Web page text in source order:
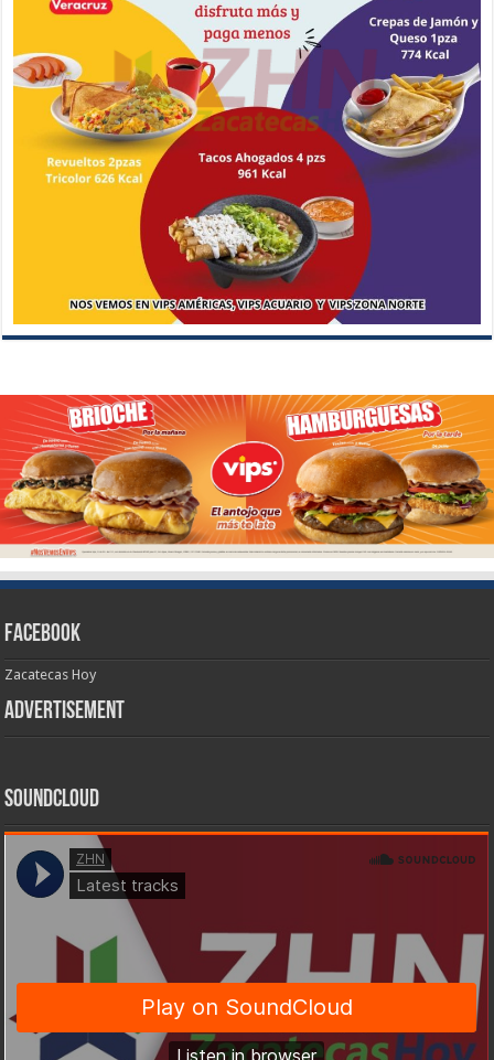
Facebook
Zacatecas Hoy
Advertisement
SoundCloud